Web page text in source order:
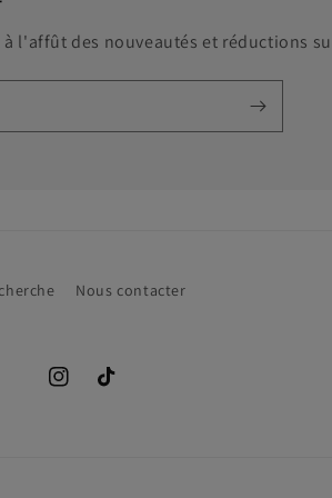
à l'affût des nouveautés et réductions
Nous contacter
InstagramTikTok